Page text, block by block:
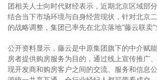
团相关人士向时代财经表示，近期北京区域部
结合当下市场环境与自身经营现状，针对北京
的战略调整，集团已率先在北京落地“藤云联卖”
公开资料显示，藤云是中原集团旗下的中介赋
房者提供购房服务为目的，通过线上宣传推广
现开发商和购房客户之间的交流、服务和信息